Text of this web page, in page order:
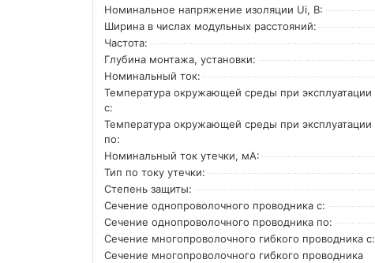
Номинальное напряжение изоляции Ui, В:
Ширина в числах модульных расстояний:
Частота:
Глубина монтажа, установки:
Номинальный ток:
Температура окружающей среды при эксплуатации
с:
Температура окружающей cреды при эксплуатации
по:
Номинальный ток утечки, мА:
Тип по току утечки:
Степень защиты:
Сечение однопроволочного проводника с:
Сечение однопроволочного проводника по:
Сечение многопроволочного гибкого проводника с:
Сечение многопроволочного гибкого проводника